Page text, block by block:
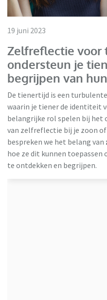
19 juni 2023
Zelfreflectie voor
ondersteun je
begrijpen van
De tienertijd is een
waarin je tiener de identiteit
belangrijke rol spelen bij het
van zelfreflectie bij je zoon
bespreken we het belang van
hoe ze dit kunnen toepassen
te ontdekken en begrijpen.